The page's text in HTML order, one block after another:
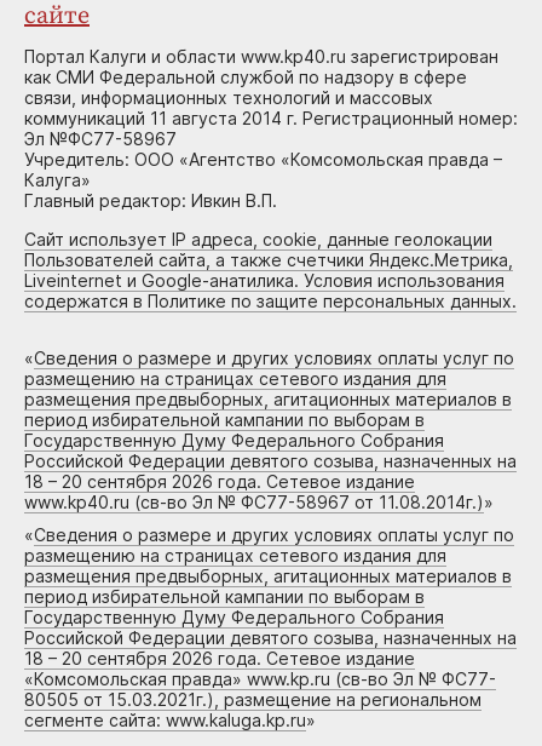
сайте
Портал Калуги и области www.kp40.ru зарегистрирован
как СМИ Федеральной службой по надзору в сфере
связи, информационных технологий и массовых
коммуникаций 11 августа 2014 г. Регистрационный номер:
Эл №ФС77-58967
Учредитель: ООО «Агентство «Комсомольская правда –
Калуга»
Главный редактор: Ивкин В.П.
Сайт использует IP адреса, cookie, данные геолокации
Пользователей сайта, а также счетчики Яндекс.Метрика,
Liveinternet и Google-анатилика. Условия использования
содержатся в Политике по защите персональных данных.
«Сведения о размере и других условиях оплаты услуг по
размещению на страницах сетевого издания для
размещения предвыборных, агитационных материалов в
период избирательной кампании по выборам в
Государственную Думу Федерального Собрания
Российской Федерации девятого созыва, назначенных на
18 – 20 сентября 2026 года. Сетевое издание
www.kp40.ru (св-во Эл № ФС77-58967 от 11.08.2014г.)»
«Сведения о размере и других условиях оплаты услуг по
размещению на страницах сетевого издания для
размещения предвыборных, агитационных материалов в
период избирательной кампании по выборам в
Государственную Думу Федерального Собрания
Российской Федерации девятого созыва, назначенных на
18 – 20 сентября 2026 года. Сетевое издание
«Комсомольская правда» www.kp.ru (св-во Эл № ФС77-
80505 от 15.03.2021г.), размещение на региональном
сегменте сайта: www.kaluga.kp.ru»